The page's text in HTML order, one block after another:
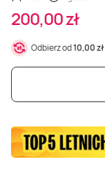
200,00 zł
Odbierz od10,00 zł